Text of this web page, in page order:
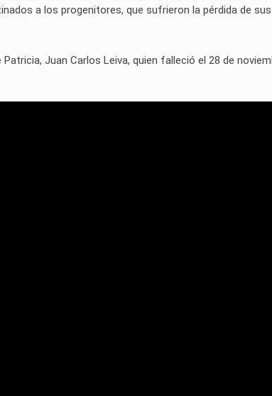
a los progenitores, que sufrieron la pérdida de
Juan Carlos Leiva, quien falleció el 28 de